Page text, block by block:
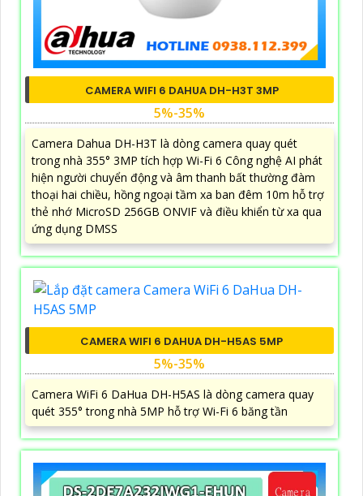
CAMERA WIFI 6 DAHUA DH-H3T 3MP
5%-35%
Camera Dahua DH-H3T là dòng camera quay quét
trong nhà 355° 3MP tích hợp Wi-Fi 6 Công nghệ AI phát
hiện người chuyển động và âm thanh bất thường đàm
thoại hai chiều, hồng ngoại tầm xa ban đêm 10m hỗ trợ
thẻ nhớ MicroSD 256GB ONVIF và điều khiển từ xa qua
ứng dụng DMSS
CAMERA WIFI 6 DAHUA DH-H5AS 5MP
5%-35%
Camera WiFi 6 DaHua DH-H5AS là dòng camera quay
quét 355° trong nhà 5MP hỗ trợ Wi-Fi 6 băng tần